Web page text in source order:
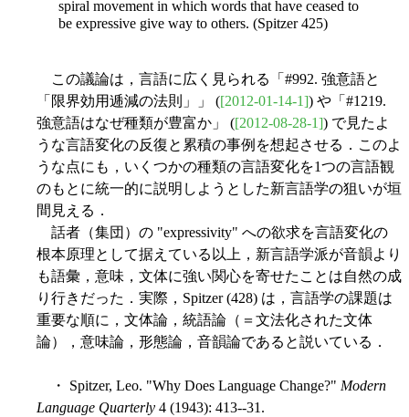
spiral movement in which words that have ceased to
be expressive give way to others. (Spitzer 425)
この議論は，言語に広く見られる「#992. 強意語と
「限界効用逓減の法則」」 ([2012-01-14-1]) や「#1219.
強意語はなぜ種類が豊富か」 ([2012-08-28-1]) で見たよ
うな言語変化の反復と累積の事例を想起させる．このよ
うな点にも，いくつかの種類の言語変化を1つの言語観
のもとに統一的に説明しようとした新言語学の狙いが垣
間見える．
話者（集団）の "expressivity" への欲求を言語変化の
根本原理として据えている以上，新言語学派が音韻より
も語彙，意味，文体に強い関心を寄せたことは自然の成
り行きだった．実際，Spitzer (428) は，言語学の課題は
重要な順に，文体論，統語論（＝文法化された文体
論），意味論，形態論，音韻論であると説いている．
・ Spitzer, Leo. "Why Does Language Change?" Modern
Language Quarterly 4 (1943): 413--31.